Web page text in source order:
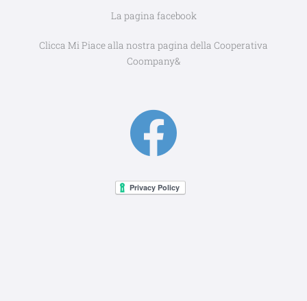
c
e
b
o
La pagina facebook
Clicca Mi Piace alla nostra pagina della Cooperativa
Coompany&
F
a